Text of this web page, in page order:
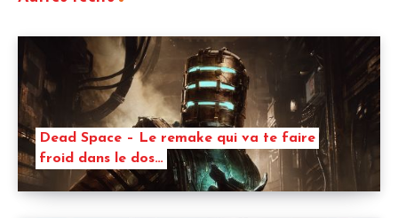
Dead Space – Le remake qui va te faire
froid dans le dos…